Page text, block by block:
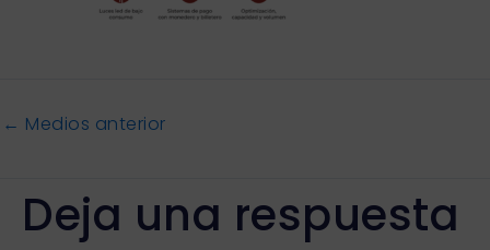
← Medios anterior
Deja una respuesta